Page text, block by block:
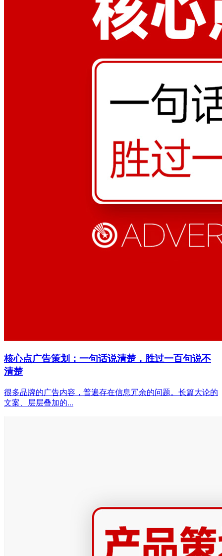
核心点广告策划：一句话说清楚，胜过一百句说不
清楚
很多品牌的广告内容，普遍存在信息冗余的问题。长篇大论的
文案、层层叠加的...